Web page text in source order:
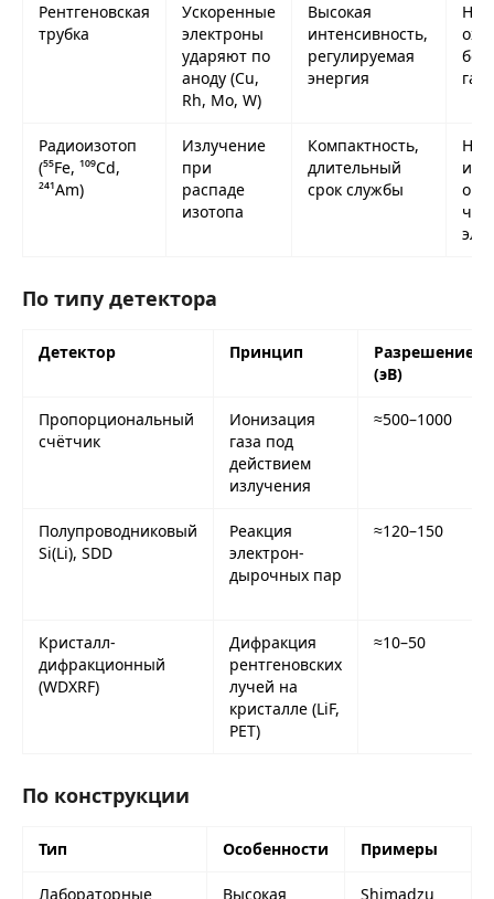
Рентгеновская
трубка
Ускоренные
электроны
ударяют по
аноду (Cu,
Rh, Mo, W)
Высокая
интенсивность,
регулируемая
энергия
Радиоизотоп
(⁵⁵Fe, ¹⁰⁹Cd,
²⁴¹Am)
Излучение
при
распаде
изотопа
Компактность,
длительный
срок службы
По типу детектора
Детектор Принцип
Разрешение
(эВ)
Пропорциональный
счётчик
Ионизация
газа под
действием
излучения
≈500–1000
Полупроводниковый
Si(Li), SDD
Реакция
электрон-
дырочных пар
≈120–150
Кристалл-
дифракционный
(WDXRF)
Дифракция
рентгеновских
лучей на
кристалле (LiF,
PET)
≈10–50
По конструкции
Тип Особенности Примеры
Лабораторные Высокая Shimadzu